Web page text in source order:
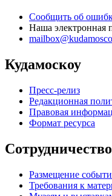
Сообщить об
Наша электронная
Кудамоскоу
Пресс-релиз
Редакционная
Правовая
Формат ресурса
Сотрудничество
Размещение
Требования к